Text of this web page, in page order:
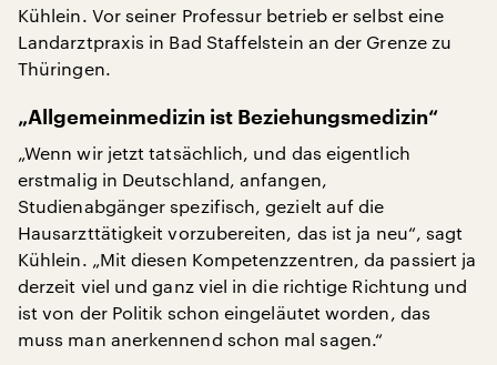
Kühlein. Vor seiner Professur betrieb er selbst eine
Landarztpraxis in Bad Staffelstein an der Grenze zu
Thüringen.
„Allgemeinmedizin ist Beziehungsmedizin“
„Wenn wir jetzt tatsächlich, und das eigentlich
erstmalig in Deutschland, anfangen,
Studienabgänger spezifisch, gezielt auf die
Hausarzttätigkeit vorzubereiten, das ist ja neu“, sagt
Kühlein. „Mit diesen Kompetenzzentren, da passiert ja
derzeit viel und ganz viel in die richtige Richtung und
ist von der Politik schon eingeläutet worden, das
muss man anerkennend schon mal sagen.“